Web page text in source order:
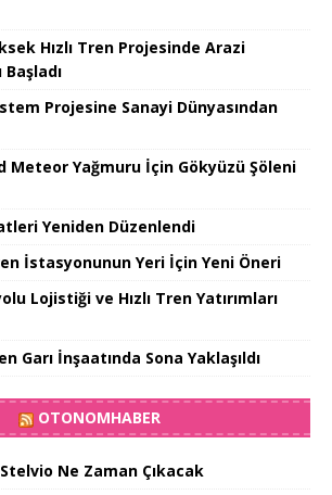
Hızlı Tren Projesinde Arazi
Projesine Sanayi Dünyasından
Meteor Yağmuru İçin Gökyüzü Şöleni
Yeniden Düzenlendi
İstasyonunun Yeri İçin Yeni Öneri
Lojistiği ve Hızlı Tren Yatırımları
Garı İnşaatında Sona Yaklaşıldı
OTONOMHABER
Ne Zaman Çıkacak